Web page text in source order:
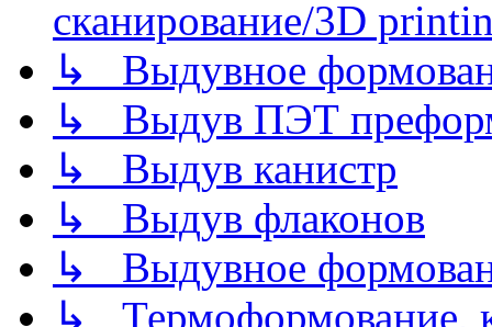
сканирование/3D
↳ Выдувное
↳ Выдув ПЭТ
↳ Выдув канистр
↳ Выдув флаконов
↳ Выдувное
↳ Термоформование,